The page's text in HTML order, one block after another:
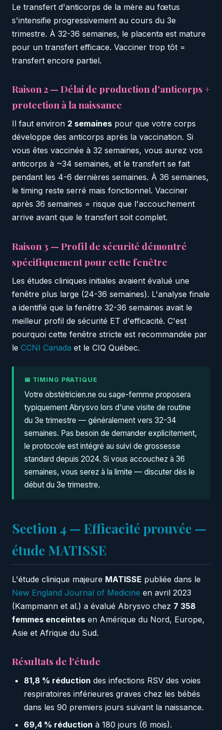
Le transfert d'anticorps de la mère au fœtus
s'intensifie progressivement au cours du 3e
trimestre. À 32-36 semaines, le placenta est mature
pour un transfert efficace. Vacciner trop tôt =
transfert encore partiel.
Raison 2 — Délai de production d'anticorps +
protection à la naissance
Il faut environ 2 semaines pour que votre corps
développe des anticorps après la vaccination. Si
vous êtes vaccinée à 32 semaines, vous aurez vos
anticorps à ~34 semaines, et le transfert se fait
pendant les 4-6 dernières semaines. À 36 semaines,
le timing reste serré mais fonctionnel. Vacciner
après 36 semaines = risque que l'accouchement
arrive avant que le transfert soit complet.
Raison 3 — Profil de sécurité démontré
spécifiquement pour cette fenêtre
Les études cliniques initiales avaient évalué une
fenêtre plus large (24-36 semaines). L'analyse finale
a identifié que la fenêtre 32-36 semaines avait le
meilleur profil de sécurité ET d'efficacité. C'est
pourquoi cette fenêtre stricte est recommandée par
le CCNI Canada et le CIQ Québec.
📅 TIMING PRATIQUE
Votre obstétricien.ne ou sage-femme proposera
typiquement Abrysvo lors d'une visite de routine
du 3e trimestre — généralement vers 32-34
semaines. Pas besoin de demander explicitement,
le protocole est intégré au suivi de grossesse
standard depuis 2024. Si vous accouchez à 36
semaines, vous serez à la limite — discuter dès le
début du 3e trimestre.
Section 4 — Efficacité prouvée —
étude MATISSE
L'étude clinique majeure MATISSE publiée dans le
New England Journal of Medicine en avril 2023
(Kampmann et al.) a évalué Abrysvo chez 7 358
femmes enceintes en Amérique du Nord, Europe,
Asie et Afrique du Sud.
Résultats de l'étude
81,8 % réduction des infections RSV des voies
respiratoires inférieures graves chez les bébés
dans les 90 premiers jours suivant la naissance.
69,4 % réduction à 180 jours (6 mois).